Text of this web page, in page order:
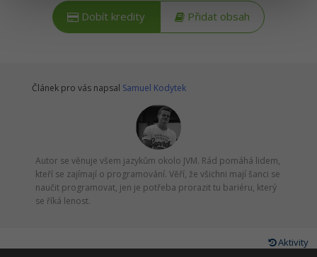
Google Dokumenty
Kybernetická bezpečnost
VideoDobít kredity Přidat obsah
Článek pro vás napsal Samuel Kodytek
Autor se věnuje všem jazykům okolo JVM. Rád pomáhá lidem,
kteří se zajímají o programování. Věří, že všichni mají šanci se
naučit programovat, jen je potřeba prorazit tu bariéru, který
se říká lenost.
Aktivity